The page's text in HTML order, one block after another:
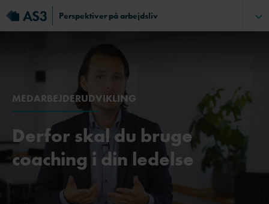
Perspektiver på arbejdsliv
MEDARBEJDERUDVIKLING
Derfor skal du bruge
coaching i din ledelse